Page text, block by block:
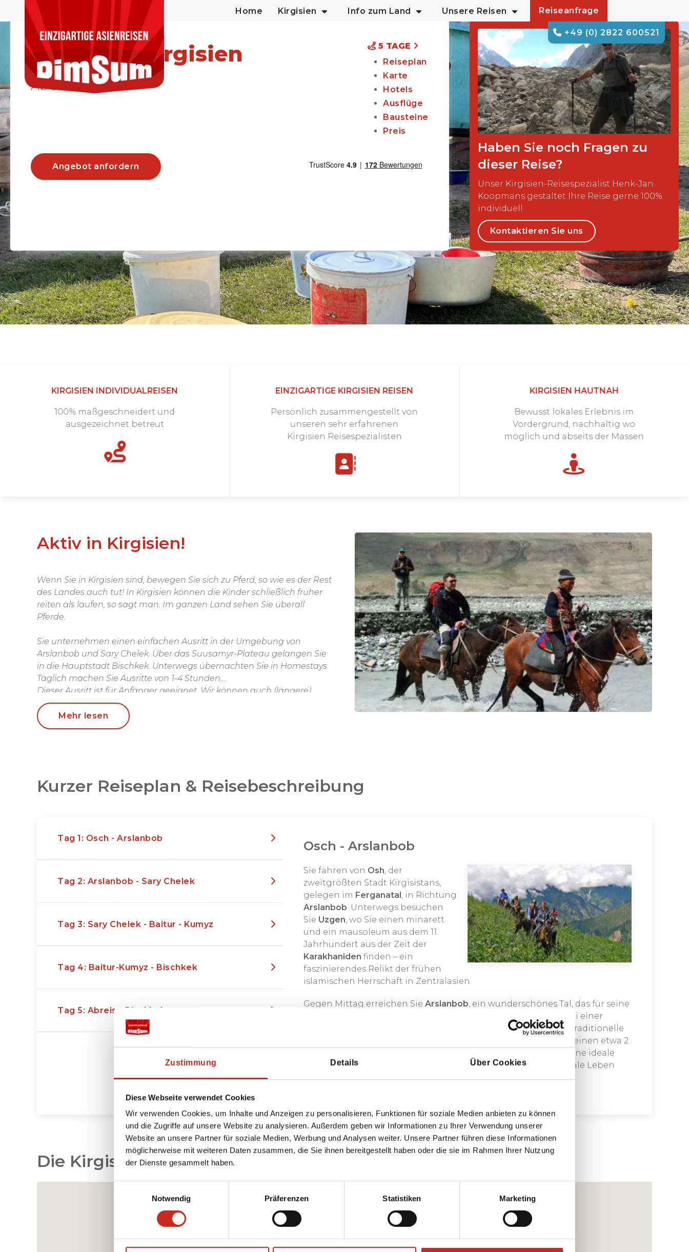
Zustimmung Details Über Cookies
Diese Webseite verwendet Cookies
Wir verwenden Cookies, um Inhalte und Anzeigen zu personalisieren, Funktionen für soziale Medien anbieten zu können
und die Zugriffe auf unsere Website zu analysieren. Außerdem geben wir Informationen zu Ihrer Verwendung unserer
Website an unsere Partner für soziale Medien, Werbung und Analysen weiter. Unsere Partner führen diese Informationen
möglicherweise mit weiteren Daten zusammen, die Sie ihnen bereitgestellt haben oder die sie im Rahmen Ihrer Nutzung
der Dienste gesammelt haben.
Notwendig
Präferenzen Statistiken Marketing
+49 (0) 2822 600521
Home Kirgisien Info zum Land Unsere Reisen Reiseanfrage
Reiten in Kirgisien
Ab 995 €
5 TAGE
Reiseplan
Karte
Hotels
Ausflüge
Bausteine
Preis
Angebot anfordern
Haben Sie noch Fragen zu
dieser Reise?
Unser Kirgisien-Reisespezialist Henk-Jan
Koopmans gestaltet Ihre Reise gerne 100%
individuell
Kontaktieren Sie uns
KIRGISIEN INDIVIDUALREISEN
100% maßgeschneidert und
ausgezeichnet betreut
EINZIGARTIGE KIRGISIEN REISEN
Persönlich zusammengestellt von
unseren sehr erfahrenen
Kirgisien Reisespezialisten
KIRGISIEN HAUTNAH
Bewusst lokales Erlebnis im
Vordergrund, nachhaltig wo
möglich und abseits der Massen
Aktiv in Kirgisien!
Wenn Sie in Kirgisien sind, bewegen Sie sich zu Pferd, so wie es der Rest
des Landes auch tut! In Kirgisien können die Kinder schließlich früher
reiten als laufen, so sagt man. Im ganzen Land sehen Sie überall
Pferde.
Sie unternehmen einen einfachen Ausritt in der Umgebung von
Arslanbob und Sary Chelek. Über das Suusamyr-Plateau gelangen Sie
in die Hauptstadt Bischkek. Unterwegs übernachten Sie in Homestays.
Täglich machen Sie Ausritte von 1-4 Stunden.
Dieser Ausritt ist für Anfänger geeignet. Wir können auch (längere)
Touren für erfahrenere Reiter zusammenstellen.
Mehr lesen
Kurzer Reiseplan & Reisebeschreibung
Tag 1: Osch - Arslanbob
Tag 2: Arslanbob - Sary Chelek
Tag 3: Sary Chelek - Baitur - Kumyz
Tag 4: Baitur-Kumyz - Bischkek
Tag 5: Abreise Bischkek
Osch - Arslanbob
Sie fahren von Osh, der
zweitgrößten Stadt Kirgisistans,
gelegen im Ferganatal, in Richtung
Arslanbob. Unterwegs besuchen
Sie Uzgen, wo Sie einen minarett
und ein mausoleum aus dem 11.
Jahrhundert aus der Zeit der
Karakhaniden finden – ein
faszinierendes Relikt der frühen
islamischen Herrschaft in Zentralasien.
Gegen Mittag erreichen Sie Arslanbob, ein wunderschönes Tal, das für seine
bekannt ist. Sie übernachten bei einer
und genießen eine traditionelle
kirgisische Mahlzeit. Nach dem Mittagessen unternehmen Sie einen etwa 2
durch das Tal und den Walnusswald – eine ideale
Möglichkeit, die natürliche Schönheit der Gegend und das lokale Leben
hautnah zu erleben.
Die Kirgisien Reiseroute auf der Karte